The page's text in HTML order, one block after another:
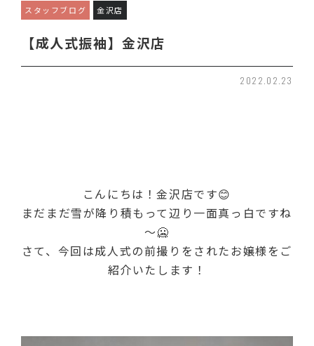
スタッフブログ 金沢店
【成人式振袖】金沢店
2022.02.23
こんにちは！金沢店です😊
まだまだ雪が降り積もって辺り一面真っ白ですね
～🥶
さて、今回は成人式の前撮りをされたお嬢様をご
紹介いたします！